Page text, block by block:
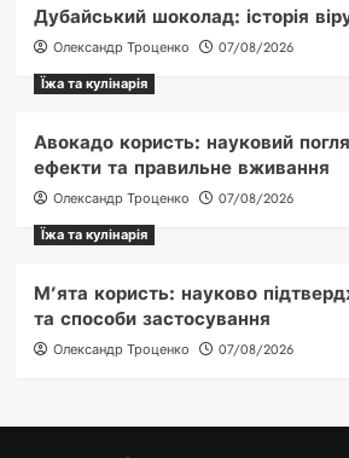
Дубайський шоколад: історія
Олександр Троценко
07/08/2026
Їжа та кулінарія
Авокадо користь: науковий
ефекти та правильне вживання
Олександр Троценко
07/08/2026
Їжа та кулінарія
М’ята користь: науково
та способи застосування
Олександр Троценко 07/08/2026